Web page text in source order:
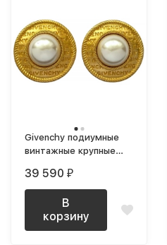
Givenchy подиумные
винтажные крупные
жемчугом
39 590 ₽
В
корзину